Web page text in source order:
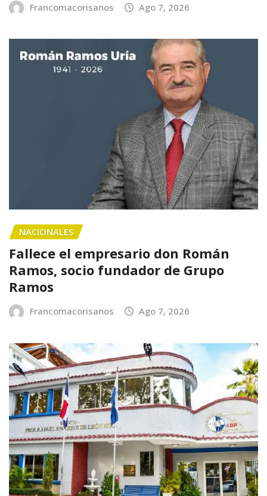
Francomacorisanos Ago 7, 2026
NACIONALES
Fallece el empresario don Román
Ramos, socio fundador de Grupo
Ramos
Francomacorisanos Ago 7, 2026